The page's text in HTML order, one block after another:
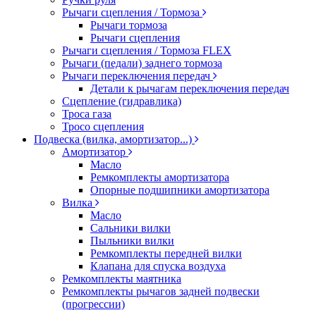
Рычаги сцепления / Тормоза
Рычаги тормоза
Рычаги сцепления
Рычаги сцепления / Тормоза FLEX
Рычаги (педали) заднего тормоза
Рычаги переключения передач
Детали к рычагам переключения передач
Сцепление (гидравлика)
Троса газа
Тросо сцепления
Подвеска (вилка, амортизатор...)
Амортизатор
Масло
Ремкомплекты амортизатора
Опорные подшипники амортизатора
Вилка
Масло
Сальники вилки
Пыльники вилки
Ремкомплекты передней вилки
Клапана для спуска воздуха
Ремкомплекты маятника
Ремкомплекты рычагов задней подвески
(прогрессии)